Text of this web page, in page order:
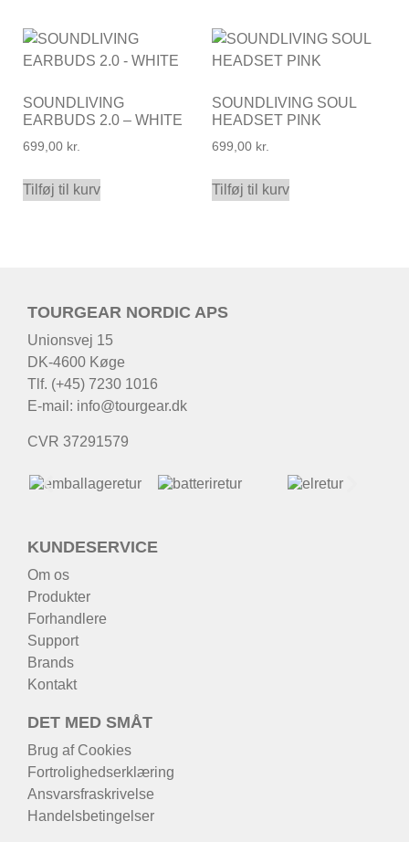
SOUNDLIVING
EARBUDS 2.0 – WHITE
699,00 kr.
Tilføj til kurv
SOUNDLIVING SOUL
HEADSET PINK
699,00 kr.
Tilføj til kurv
TOURGEAR NORDIC APS
Unionsvej 15
DK-4600 Køge
Tlf. (+45) 7230 1016
E-mail: info@tourgear.dk
CVR 37291579
KUNDESERVICE
Om os
Produkter
Forhandlere
Support
Brands
Kontakt
DET MED SMÅT
Brug af Cookies
Fortrolighedserklæring
Ansvarsfraskrivelse
Handelsbetingelser